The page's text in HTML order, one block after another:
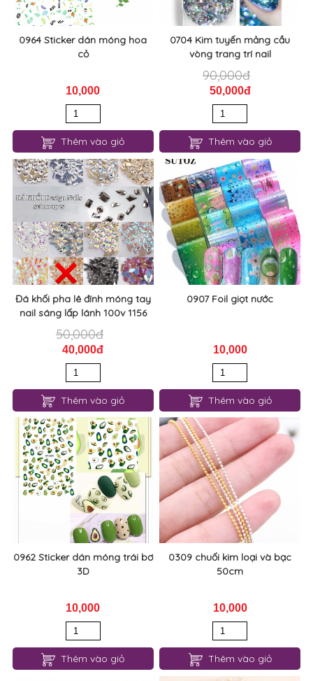
0964 Sticker dán móng hoa
cỏ
10,000
Thêm vào giỏ
0704 Kim tuyến mảng cầu
vòng trang trí nail
90,000đ
50,000đ
Thêm vào giỏ
Đá khối pha lê đính móng tay
nail sáng lấp lánh 100v 1156
50,000đ
40,000đ
Thêm vào giỏ
0907 Foil giọt nước
10,000
Thêm vào giỏ
0962 Sticker dán móng trái bơ
3D
10,000
Thêm vào giỏ
0309 chuối kim loại và bạc
50cm
10,000
Thêm vào giỏ